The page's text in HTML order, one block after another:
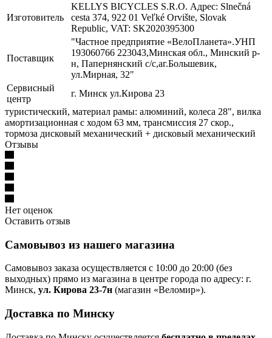
Изготовитель
KELLYS BICYCLES S.R.O. Адрес: Slnečná
cesta 374, 922 01 Veľké Orvište, Slovak
Republic, VAT: SK2020395300
Поставщик
"Частное предприятие «ВелоПланета».УНП
193060766 223043,Минская обл., Минский р-
н, Папернянский с/с,аг.Большевик,
ул.Мирная, 32"
Сервисный
центр
г. Минск ул.Кирова 23
туристический, материал рамы: алюминий, колеса 28", вилка
амортизационная с ходом 63 мм, трансмиссия 27 скор.,
тормоза дисковый механический + дисковый механический
Отзывы
Нет оценок
Оставить отзыв
Самовывоз из нашего магазина
Самовывоз заказа осуществляется с 10:00 до 20:00 (без
выходных) прямо из магазина в центре города по адресу: г.
Минск, ул. Кирова 23-7н (магазин «Веломир»).
Доставка по Минску